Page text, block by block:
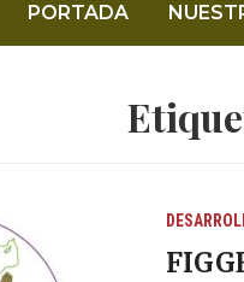
PORTADA